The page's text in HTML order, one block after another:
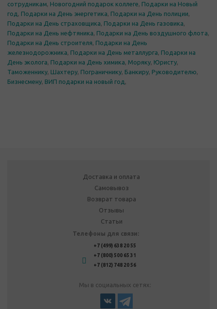
сотрудникам, Новогодний подарок коллеге, Подарки на Новый
год , Подарки на День энергетика, Подарки на День полиции,
Подарки на День страховщика, Подарки на День газовика,
Подарки на День нефтяника, Подарки на День воздушного флота,
Подарки на День строителя, Подарки на День
железнодорожника, Подарки на День металлурга, Подарки на
День эколога, Подарки на День химика, Моряку, Юристу,
Таможеннику, Шахтеру, Пограничнику, Банкиру, Руководителю,
Бизнесмену, ВИП подарки на новый год ,
Доставка и оплата
Самовывоз
Возврат товара
Отзывы
Статьи
Телефоны для связи:
+7 (499) 638 20 55
+7 (800) 500 65 31
+7 (812) 748 20 56
Мы в социальных сетях: